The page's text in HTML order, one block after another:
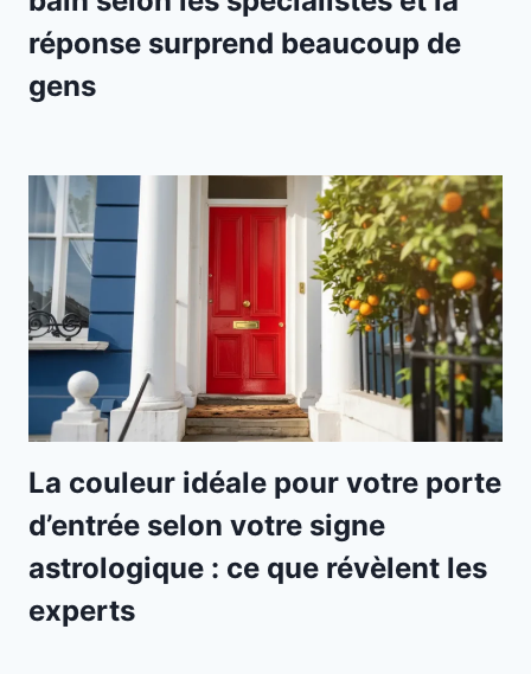
réponse surprend beaucoup de
gens
La couleur idéale pour votre porte
d’entrée selon votre signe
astrologique : ce que révèlent les
experts